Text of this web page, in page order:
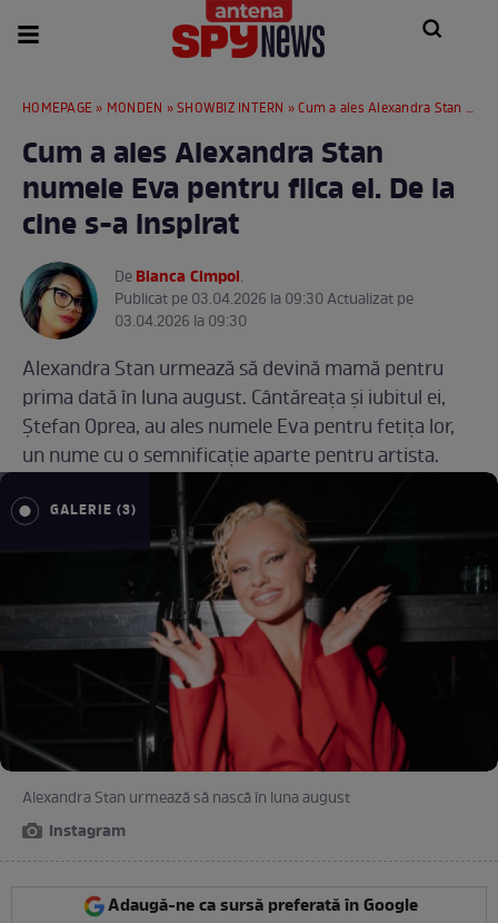
HOMEPAGE » MONDEN »SHOWBIZ INTERN » Cum a ales Alexandra Stan numele Eva pentru fiica ei. De la cine s-a inspirat
Cum a ales Alexandra Stan
numele Eva pentru fiica ei. De la
cine s-a inspirat
DeBianca Cimpoi.
Publicat pe 03.04.2026 la 09:30 Actualizat pe
03.04.2026 la 09:30
Alexandra Stan urmează să devină mamă pentru
prima dată în luna august. Cântăreața și iubitul ei,
Ștefan Oprea, au ales numele Eva pentru fetița lor,
un nume cu o semnificație aparte pentru artista.
GALERIE (3)
Alexandra Stan urmează să nască în luna august
Instagram
Adaugă-ne ca sursă preferată în Google